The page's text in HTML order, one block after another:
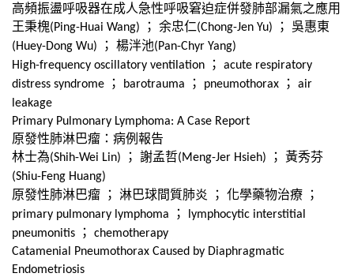
高頻振盪呼吸器在成人急性呼吸窘迫症併發肺部漏氣之應用
王秉槐(Ping-Huai Wang) ； 余忠仁(Chong-Jen Yu) ； 吳惠東
(Huey-Dong Wu) ； 楊泮池(Pan-Chyr Yang)
High-frequency oscillatory ventilation
；
acute respiratory
distress syndrome
； barotrauma ； pneumothorax ；
air
leakage
Primary Pulmonary Lymphoma: A Case Report
原發性肺淋巴瘤：病例報告
林士為(Shih-Wei Lin) ； 謝孟哲(Meng-Jer Hsieh) ； 黃秀芬
(Shiu-Feng Huang)
原發性肺淋巴瘤 ； 淋巴球間質肺炎 ； 化學藥物治療 ；
primary pulmonary lymphoma ；
lymphocytic interstitial
pneumonitis
；
chemotherapy
Catamenial Pneumothorax Caused by Diaphragmatic
Endometriosis